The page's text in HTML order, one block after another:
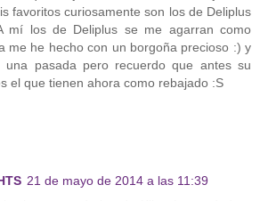
favoritos curiosamente son los de Deliplus
mí los de Deliplus se me agarran como
me he hecho con un borgoña precioso :) y
pasada pero recuerdo que antes su
el que tienen ahora como rebajado :S
21 de mayo de 2014 a las 11:39